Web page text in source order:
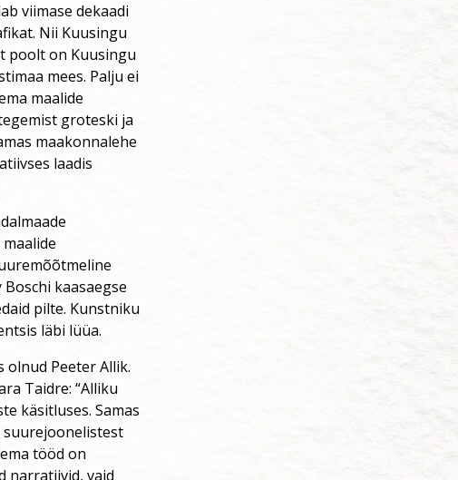
viimase dekaadi
Nii Kuusingu
poolt on Kuusingu
mees. Palju ei
maalide
groteski ja
maakonnalehe
laadis
kaasaegse
pilte. Kunstniku
läbi lüüa.
Peeter Allik.
Taidre: “Alliku
käsitluses. Samas
tööd on
narratiivid, vaid